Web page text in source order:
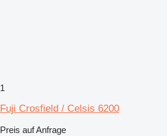
1
Fuji Crosfield / Celsis 6200
Preis auf Anfrage